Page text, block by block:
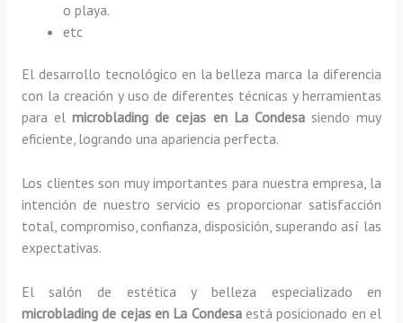
o playa.
etc
El desarrollo tecnológico en la belleza marca la diferencia
con la creación y uso de diferentes técnicas y herramientas
para elmicroblading de cejas en La Condesasiendo muy
eficiente, logrando una apariencia perfecta.
Los clientes son muy importantes para nuestra empresa, la
intención de nuestro servicio es proporcionar satisfacción
total, compromiso, confianza, disposición, superando así las
expectativas.
El salón de estética y belleza especializado en
microblading de cejas en La Condesaestá posicionado en el